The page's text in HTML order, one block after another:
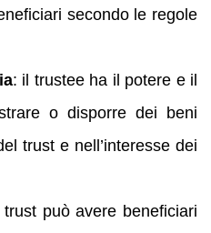
secondo le regole
: il trustee ha il potere e il
o disporre dei beni
trust e nell’interesse dei
può avere beneficiari